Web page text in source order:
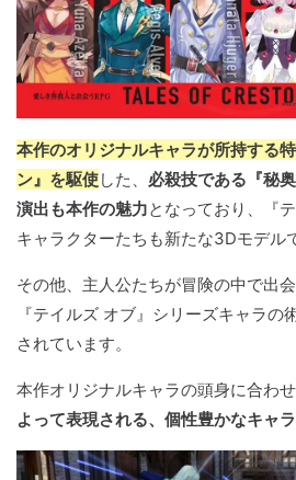
本作のオリジナルキャラが所持する
ン』を駆使した、 必殺技である『秘
演出も本作の魅力となっており、『
キャラクターたちも新たな3Dモデル
その他、主人公たちが冒険の中で出
『テイルズ オブ』シリーズキャラの
されています。
本作オリジナルキャラの頭身に合わせ
よって表現される、個性豊かなキャ